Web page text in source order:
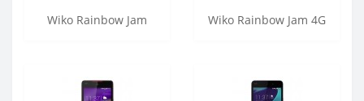
Wiko Rainbow Jam Wiko Rainbow Jam 4G